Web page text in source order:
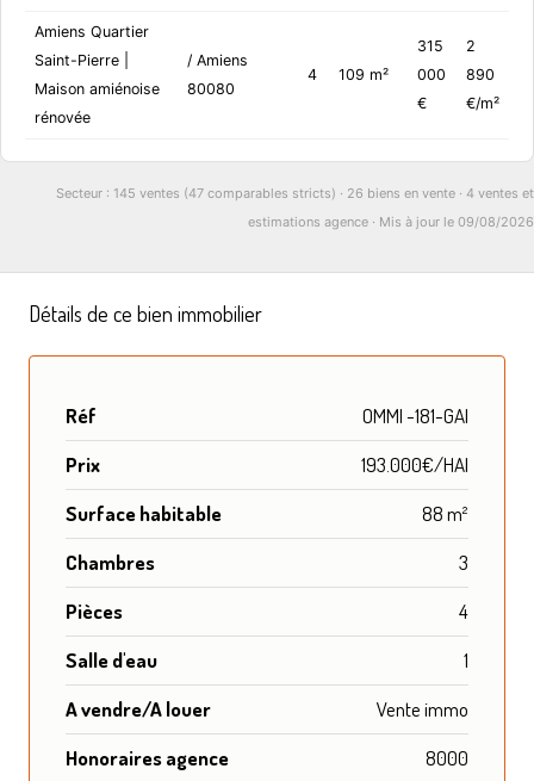
Amiens Quartier
Saint-Pierre |
Maison amiénoise
rénovée
/ Amiens
80080
4 109 m²
315
000
€
2
890
€/m²
Secteur : 145 ventes (47 comparables stricts) · 26 biens en vente · 4 ventes et
estimations agence · Mis à jour le 09/08/2026
Détails de ce bien immobilier
Réf
OMMI -181-GAI
Prix
193.000€/HAI
Surface habitable
88 m²
Chambres
3
Pièces
4
Salle d'eau
1
A vendre/A louer
Vente immo
Honoraires agence
8000